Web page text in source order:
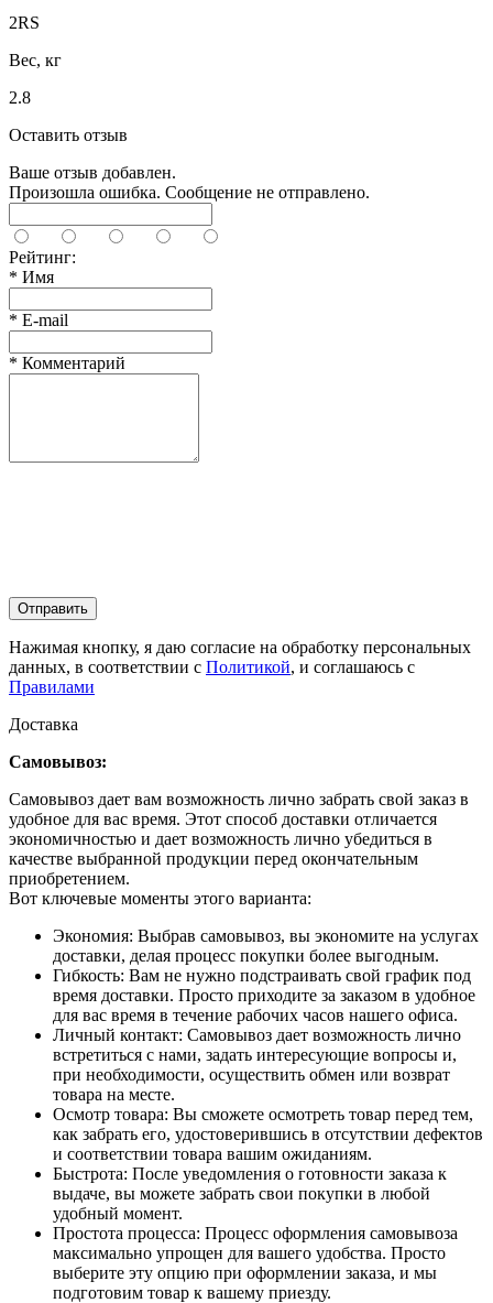
2RS
Вес, кг
2.8
Оставить отзыв
Ваше отзыв добавлен.
Произошла ошибка. Сообщение не отправлено.
Рейтинг:
* Имя
* E-mail
* Комментарий
Отправить
Нажимая кнопку, я даю согласие на обработку персональных
данных, в соответствии с Политикой, и соглашаюсь с
Правилами
Доставка
Самовывоз:
Самовывоз дает вам возможность лично забрать свой заказ в
удобное для вас время. Этот способ доставки отличается
экономичностью и дает возможность лично убедиться в
качестве выбранной продукции перед окончательным
приобретением.
Вот ключевые моменты этого варианта:
Экономия: Выбрав самовывоз, вы экономите на услугах
доставки, делая процесс покупки более выгодным.
Гибкость: Вам не нужно подстраивать свой график под
время доставки. Просто приходите за заказом в удобное
для вас время в течение рабочих часов нашего офиса.
Личный контакт: Самовывоз дает возможность лично
встретиться с нами, задать интересующие вопросы и,
при необходимости, осуществить обмен или возврат
товара на месте.
Осмотр товара: Вы сможете осмотреть товар перед тем,
как забрать его, удостоверившись в отсутствии дефектов
и соответствии товара вашим ожиданиям.
Быстрота: После уведомления о готовности заказа к
выдаче, вы можете забрать свои покупки в любой
удобный момент.
Простота процесса: Процесс оформления самовывоза
максимально упрощен для вашего удобства. Просто
выберите эту опцию при оформлении заказа, и мы
подготовим товар к вашему приезду.